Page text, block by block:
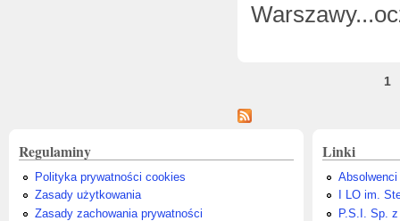
1
Regulaminy
Polityka prywatności cookies
Zasady użytkowania
Zasady zachowania prywatności
Linki
Absolwenci
I LO im.
P.S.I. Sp.